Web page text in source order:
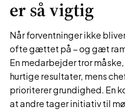
er så vigtig
Når forventninger ikke
ofte gættet på – og gæt
En medarbejder tror
hurtige resultater, mens
prioriterer grundighed. En
at andre tager initiativ til